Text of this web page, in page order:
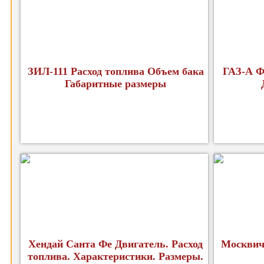
ЗИЛ-111 Расход топлива Объем бака
Габаритные размеры
ГАЗ-А
Хендай Санта Фе Двигатель. Расход
топлива. Характеристики. Размеры.